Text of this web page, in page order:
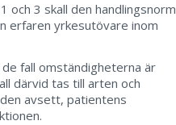
3 skall den handlingsnorm
erfaren yrkesutövare inom
fall omständigheterna är
därvid tas till arten och
avsett, patientens